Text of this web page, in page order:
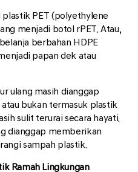
PET (polyethylene
menjadi botol rPET. Atau,
berbahan HDPE
papan dek atau
ulang masih dianggap
bukan termasuk plastik
sulit terurai secara hayati.
dianggap memberikan
sampah plastik.
Ramah Lingkungan